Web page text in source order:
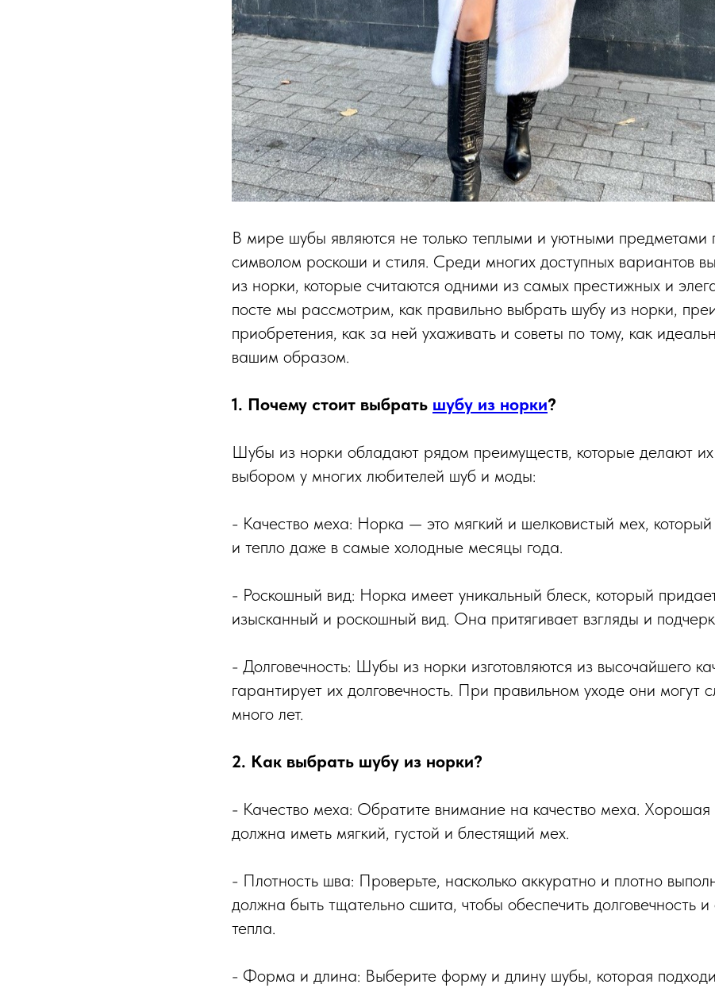
В мире шубы являются не только теплыми и уютными предметами
символом роскоши и стиля. Среди многих доступных вариантов
из норки, которые считаются одними из самых престижных и
посте мы рассмотрим, как правильно выбрать шубу из норки,
приобретения, как за ней ухаживать и советы по тому, как
вашим образом.
1. Почему стоит выбрать шубу из норки?
Шубы из норки обладают рядом преимуществ, которые делают
выбором у многих любителей шуб и моды:
- Качество меха: Норка — это мягкий и шелковистый мех,
и тепло даже в самые холодные месяцы года.
- Роскошный вид: Норка имеет уникальный блеск, который
изысканный и роскошный вид. Она притягивает взгляды и
- Долговечность: Шубы из норки изготовляются из высочайшего
гарантирует их долговечность. При правильном уходе они могут
много лет.
2. Как выбрать шубу из норки?
- Качество меха: Обратите внимание на качество меха.
должна иметь мягкий, густой и блестящий мех.
- Плотность шва: Проверьте, насколько аккуратно и плотно
должна быть тщательно сшита, чтобы обеспечить долговечность
тепла.
- Форма и длина: Выберите форму и длину шубы, которая